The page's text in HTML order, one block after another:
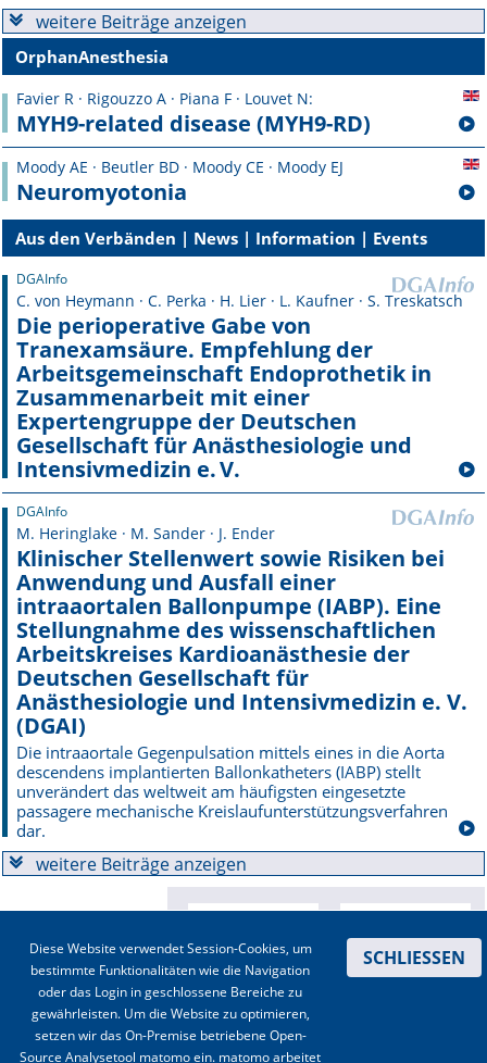
weitere Beiträge anzeigen
OrphanAnesthesia
Favier R · Rigouzzo A · Piana F · Louvet N:
MYH9-related disease (MYH9-RD)
Moody AE · Beutler BD · Moody CE · Moody EJ
Neuromyotonia
Aus den Verbänden | News | Information | Events
DGAInfo
C. von Heymann · C. Perka · H. Lier · L. Kaufner · S. Treskatsch
Die perioperative Gabe von
Tranexamsäure. Empfehlung der
Arbeitsgemeinschaft Endoprothetik in
Zusammenarbeit mit einer
Expertengruppe der Deutschen
Gesellschaft für Anästhesiologie und
Intensivmedizin e. V.
DGAInfo
M. Heringlake · M. Sander · J. Ender
Klinischer Stellenwert sowie Risiken bei
Anwendung und Ausfall einer
intraaortalen Ballonpumpe (IABP). Eine
Stellungnahme des wissenschaftlichen
Arbeitskreises Kardioanästhesie der
Deutschen Gesellschaft für
Anästhesiologie und Intensivmedizin e. V.
(DGAI)
Die intraaortale Gegenpulsation mittels eines in die Aorta
descendens implantierten Ballonkatheters (IABP) stellt
unverändert das weltweit am häufigsten eingesetzte
passagere mechanische Kreislaufunterstützungsverfahren
dar.
weitere Beiträge anzeigen
Diese Website verwendet Session-Cookies, um
bestimmte Funktionalitäten wie die Navigation
oder das Login in geschlossene Bereiche zu
gewährleisten. Um die Website zu optimieren,
setzen wir das On-Premise betriebene Open-
Source Analysetool matomo ein. matomo arbeitet
SCHLIESSEN